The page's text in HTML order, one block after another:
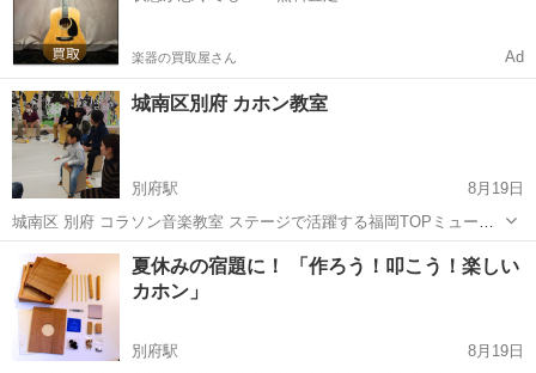
楽器の買取屋さん Ad
城南区別府 カホン教室
別府駅
8月19日
城南区 別府 コラソン音楽教室 ステージで活躍する福岡TOPミュージ
シャンによる指導 月謝 個人¥7000〜 月2回 1回45分 グループ¥6000〜
月2回 1回45分 ギター ベース その他、sax カホン ...
福岡 福岡市 別府駅 ドラム カホン
夏休みの宿題に！ 「作ろう！叩こう！楽しい
カホン」
別府駅
8月19日